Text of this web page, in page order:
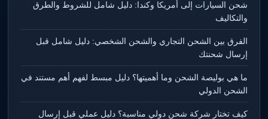
شحن السيارات إلى أمريكا وكندا: دليل شامل للشروط والطرق
والتكاليف
الفرق بين الشحن التجاري والشحن الشخصي: دليل شامل قبل
إرسال شحنتك
ما هي بوليصة الشحن وما أهميتها؟ دليل مبسط لفهم أهم مستند في
الشحن الدولي
كيف تختار شركة شحن دولي مناسبة؟ دليل عملي قبل إرسال